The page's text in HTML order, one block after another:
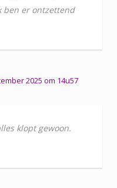
ben er ontzettend
2025 om 14u57
klopt gewoon.